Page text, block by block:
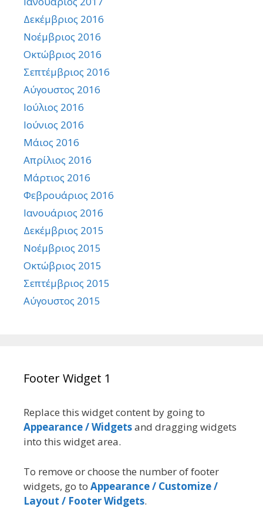
Δεκέμβριος 2016
Νοέμβριος 2016
Οκτώβριος 2016
Σεπτέμβριος 2016
Αύγουστος 2016
Ιούλιος 2016
Ιούνιος 2016
Μάιος 2016
Απρίλιος 2016
Μάρτιος 2016
Φεβρουάριος 2016
Ιανουάριος 2016
Δεκέμβριος 2015
Νοέμβριος 2015
Οκτώβριος 2015
Σεπτέμβριος 2015
Αύγουστος 2015
Footer Widget 1
Replace this widget content by going to
Appearance / Widgetsand dragging widgets
into this widget area.
To remove or choose the number of footer
widgets, go to Appearance / Customize /
Layout / Footer Widgets.